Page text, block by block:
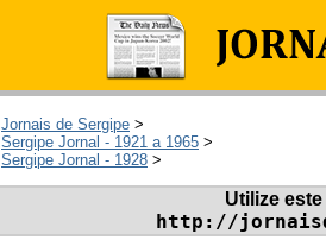
Jornais de Sergipe >
Sergipe Jornal - 1921 a 1965 >
Sergipe Jornal - 1928 >
Utilize
http://